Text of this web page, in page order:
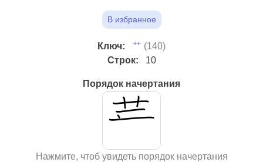
В избранное
Ключ: ⺾ (140)
Строк:
10
Порядок начертания
Нажмите, чтоб увидеть порядок начертания